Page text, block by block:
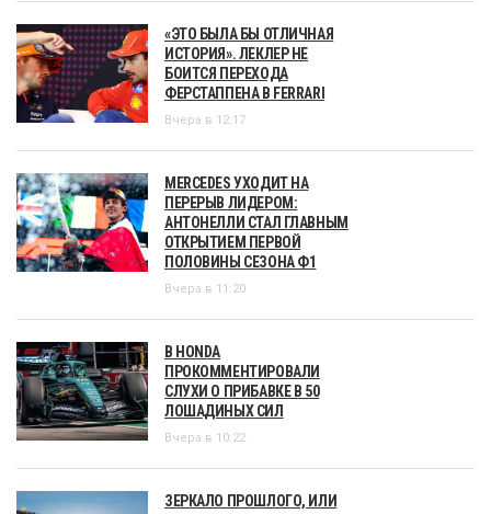
«ЭТО БЫЛА БЫ ОТЛИЧНАЯ
ИСТОРИЯ». ЛЕКЛЕР НЕ
БОИТСЯ ПЕРЕХОДА
ФЕРСТАППЕНА В FERRARI
Вчера в 12:17
MERCEDES УХОДИТ НА
ПЕРЕРЫВ ЛИДЕРОМ:
АНТОНЕЛЛИ СТАЛ ГЛАВНЫМ
ОТКРЫТИЕМ ПЕРВОЙ
ПОЛОВИНЫ СЕЗОНА Ф1
Вчера в 11:20
В HONDA
ПРОКОММЕНТИРОВАЛИ
СЛУХИ О ПРИБАВКЕ В 50
ЛОШАДИНЫХ СИЛ
Вчера в 10:22
ЗЕРКАЛО ПРОШЛОГО, ИЛИ